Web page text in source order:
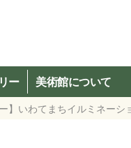
ー 美術館について
】いわてまちイルミネー